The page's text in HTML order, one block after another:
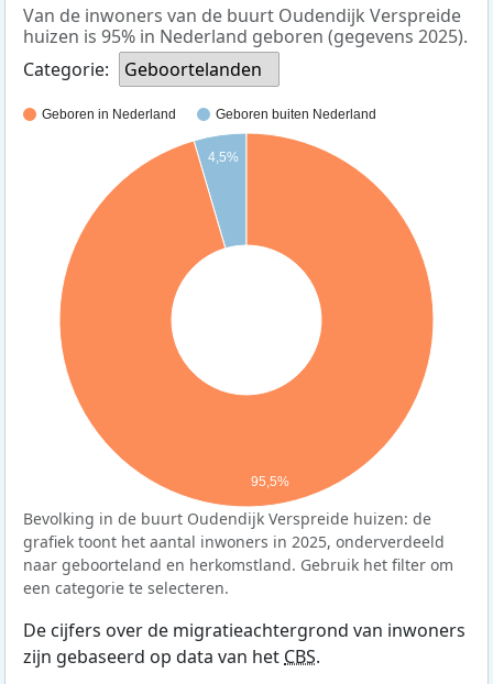
Van de inwoners van de buurt Oudendijk Verspreide
huizen is 95% in Nederland geboren (gegevens 2025).
Categorie:
Geboortelanden
Geboren in Nederland Geboren buiten Nederland
4,5%
95,5%
Bevolking in de buurt Oudendijk Verspreide huizen: de
grafiek toont het aantal inwoners in 2025, onderverdeeld
naar geboorteland en herkomstland. Gebruik het filter om
een categorie te selecteren.
De cijfers over de migratieachtergrond van inwoners
zijn gebaseerd op data van hetCBS.